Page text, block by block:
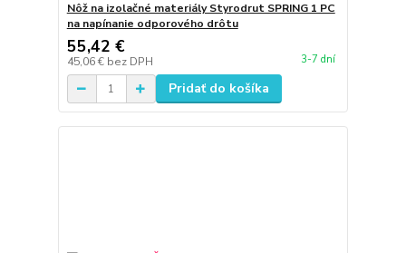
Nôž na izolačné materiály Styrodrut SPRING 1 PC
na napínanie odporového drôtu
55,42 €
45,06 € bez DPH 3-7 dní
Pridať do košíka